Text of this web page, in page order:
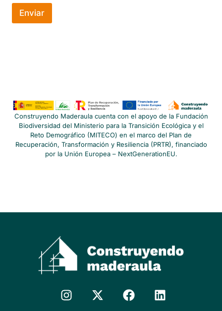
Enviar
Construyendo Maderaula cuenta con el apoyo de la Fundación
Biodiversidad del Ministerio para la Transición Ecológica y el
Reto Demográfico (MITECO) en el marco del Plan de
Recuperación, Transformación y Resiliencia (PRTR), financiado
por la Unión Europea – NextGenerationEU.